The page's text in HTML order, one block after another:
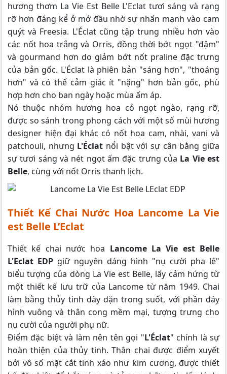
hương thơm La Vie Est Belle L'Eclat tươi sáng và rạng
rỡ hơn đáng kể ở mở đầu nhờ sự nhấn mạnh vào cam
quýt và Freesia. L'Éclat cũng tập trung nhiều hơn vào
các nốt hoa trắng và Orris, đồng thời bớt ngọt "đậm"
và gourmand hơn do giảm bớt nốt praline đặc trưng
của bản gốc. L'Éclat là phiên bản "sáng hơn", "thoáng
hơn" và có thể cảm giác ít "nặng" hơn bản gốc, phù
hợp hơn cho ban ngày hoặc mùa ấm áp.
Nó thuộc nhóm hương hoa cỏ ngọt ngào, rạng rỡ,
được so sánh trong phong cách với một số mùi hương
designer hiện đại khác có nốt hoa cam, nhài, vani và
patchouli, nhưng L'Éclat nổi bật với sự cân bằng giữa
sự tươi sáng và nét ngọt ấm đặc trưng của La Vie est
Belle, cùng với nốt Orris thanh lịch.
Thiết Kế Chai Nước Hoa Lancome La Vie
est Belle L’Eclat
Thiết kế chai nước hoa Lancome La Vie est Belle
L'Eclat EDP giữ nguyên dáng hình "nụ cười pha lê"
biểu tượng của dòng La Vie est Belle, lấy cảm hứng từ
một thiết kế lưu trữ của Lancome từ năm 1949. Chai
làm bằng thủy tinh dày dặn trong suốt, với phần đáy
hình vuông và thân cong mềm mại, tượng trưng cho
nụ cười của người phụ nữ.
Điểm đặc biệt và làm nên tên gọi "L'Éclat" chính là sự
hoàn thiện của thủy tinh. Thân chai được điểm xuyết
bởi vô số mặt cắt tinh xảo như kim cương, được thiết